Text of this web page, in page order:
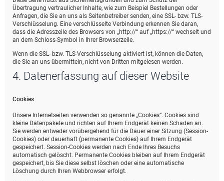
Übertragung vertraulicher Inhalte, wie zum Beispiel Bestellungen oder
Anfragen, die Sie an uns als Seitenbetreiber senden, eine SSL- bzw. TLS-
Verschlüsselung. Eine verschlüsselte Verbindung erkennen Sie daran,
dass die Adresszeile des Browsers von „http://“ auf „https://“ wechselt und
an dem Schloss-Symbol in Ihrer Browserzeile.
Wenn die SSL- bzw. TLS-Verschlüsselung aktiviert ist, können die Daten,
die Sie an uns übermitteln, nicht von Dritten mitgelesen werden.
4. Datenerfassung auf dieser Website
Cookies
Unsere Internetseiten verwenden so genannte „Cookies“. Cookies sind
kleine Datenpakete und richten auf Ihrem Endgerät keinen Schaden an.
Sie werden entweder vorübergehend für die Dauer einer Sitzung (Session-
Cookies) oder dauerhaft (permanente Cookies) auf Ihrem Endgerät
gespeichert. Session-Cookies werden nach Ende Ihres Besuchs
automatisch gelöscht. Permanente Cookies bleiben auf Ihrem Endgerät
gespeichert, bis Sie diese selbst löschen oder eine automatische
Löschung durch Ihren Webbrowser erfolgt.